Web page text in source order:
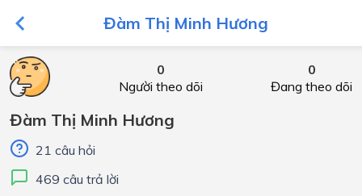
Đàm Thị Minh Hương
0
Người theo dõi
0
Đang theo dõi
Đàm Thị Minh Hương
21 câu hỏi
469 câu trả lời